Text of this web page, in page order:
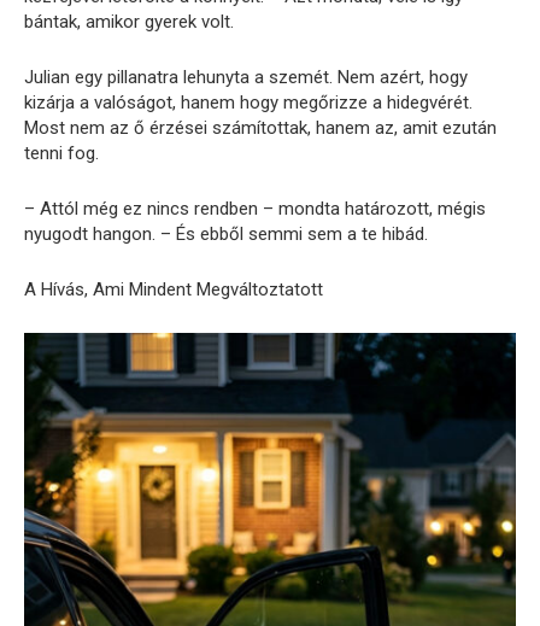
bántak, amikor gyerek volt.
Julian egy pillanatra lehunyta a szemét. Nem azért, hogy
kizárja a valóságot, hanem hogy megőrizze a hidegvérét.
Most nem az ő érzései számítottak, hanem az, amit ezután
tenni fog.
– Attól még ez nincs rendben – mondta határozott, mégis
nyugodt hangon. – És ebből semmi sem a te hibád.
A Hívás, Ami Mindent Megváltoztatott